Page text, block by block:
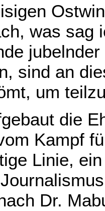
was sag
sind an
um
die
Kampf
Linie,
Dr.